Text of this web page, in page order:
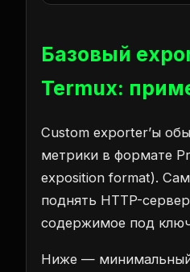
Базовый
Termux:
Custom exporter’ы
метрики в формате
exposition format).
поднять HTTP-
содержимое под
Ниже —